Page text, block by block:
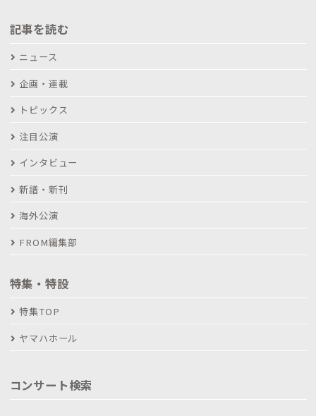
記事を読む
ニュース
企画・連載
トピックス
注目公演
インタビュー
新譜・新刊
海外公演
FROM編集部
特集・特設
特集TOP
ヤマハホール
コンサート検索